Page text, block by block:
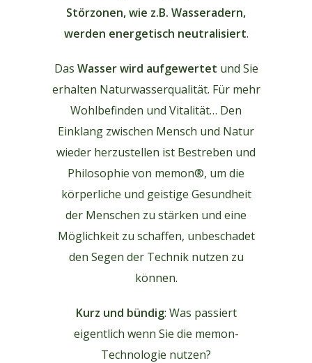
Störzonen, wie z.B. Wasseradern,
werden energetisch neutralisiert.
Das Wasser wird aufgewertet und Sie
erhalten Naturwasserqualität. Für mehr
Wohlbefinden und Vitalität… Den
Einklang zwischen Mensch und Natur
wieder herzustellen ist Bestreben und
Philosophie von memon®, um die
körperliche und geistige Gesundheit
der Menschen zu stärken und eine
Möglichkeit zu schaffen, unbeschadet
den Segen der Technik nutzen zu
können.
Kurz und bündig: Was passiert
eigentlich wenn Sie die memon-
Technologie nutzen?